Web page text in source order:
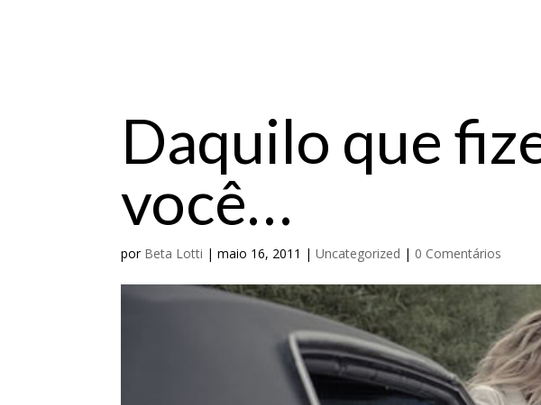
Daquilo que
você…
por Beta Lotti |maio 16, 2011 |Uncategorized | 0 Comentários